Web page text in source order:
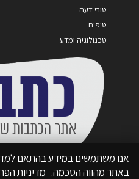
טורי דעה
טיפים
טכנולוגיה ומדע
אנו משתמשים במידע בהתאם
באתר מהווה הסכמה. מדיניות